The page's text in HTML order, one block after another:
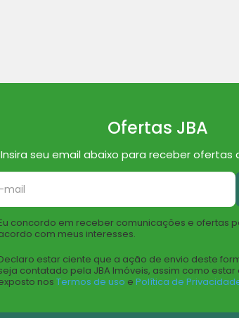
Ofertas JBA
Insira seu email abaixo para receber ofertas
concordo em receber comunicações e ofertas
com meus interesses.
estar ciente que a ação de envio deste
contatado pela JBA Imóveis, assim como
nos Termos de uso e Política de